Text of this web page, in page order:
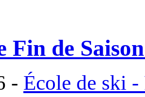
Fin de
- École de ski